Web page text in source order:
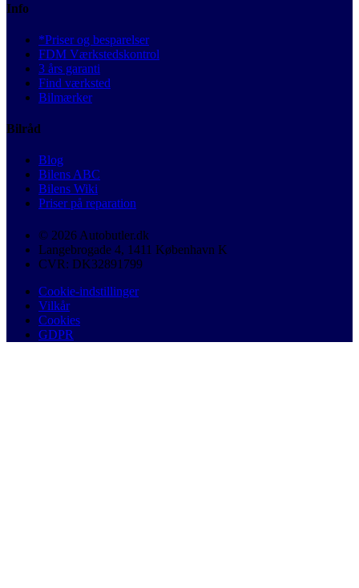
Info
*Priser og besparelser
FDM Værkstedskontrol
3 års garanti
Find værksted
Bilmærker
Bilråd
Blog
Bilens ABC
Bilens Wiki
Priser på reparation
© 2026 Autobutler.dk
Langebrogade 4, 1411 København K
CVR: DK32891799
Cookie-indstillinger
Vilkår
Cookies
GDPR